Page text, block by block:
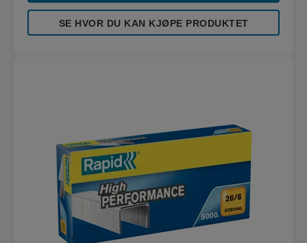
SE HVOR DU KAN KJØPE PRODUKTET